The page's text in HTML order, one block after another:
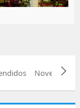
Novedad